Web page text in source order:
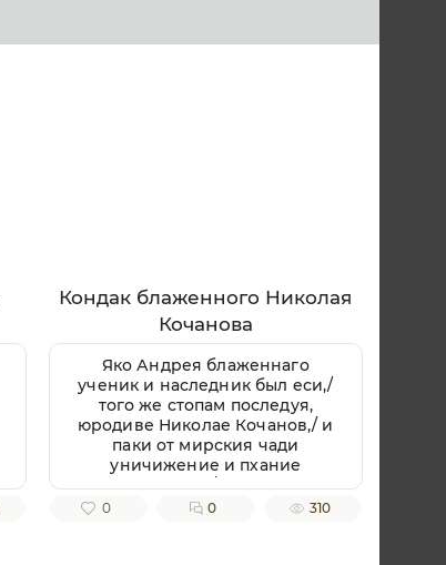
Кондак блаженного Николая
Кочанова
Яко Андрея блаженнаго
ученик и наследник был еси,/
того же стопам последуя,
юродиве Николае Кочанов,/ и
паки от мирския чади
уничижение и пхание
приемля,/ о ихже
согрешениих Христу Богу
0 0 310